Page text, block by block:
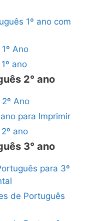
1º ano com
Ano
ano
2° ano
Ano
para Imprimir
ano
3° ano
para 3º
de Português